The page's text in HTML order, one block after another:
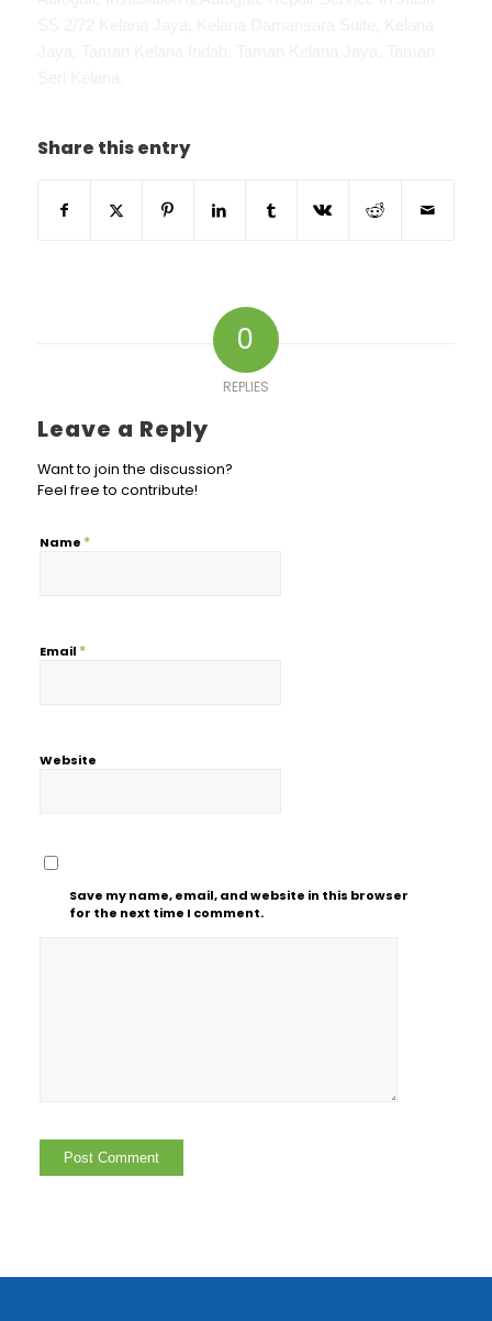
Share this entry
0
REPLIES
Leave a Reply
Want to join the discussion?
Feel free to contribute!
Name *
Email *
Website
Save my name, email, and website in this browser
for the next time I comment.